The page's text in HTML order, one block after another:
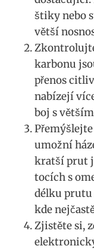
‍štiky nebo
větší
karbonu
přenos
nabízejí
boj s
umožní
kratší prut
tocích ⁣s
délku ⁣prutu
kde‍
Zjistěte si,